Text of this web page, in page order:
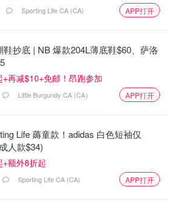
Sporting Life CA (CA) APP打开
鞋抄底 | NB 爆款204L薄底鞋$60、萨洛
+再减$10+免邮！昂跑参加
Little Burgundy CA (CA） APP打开
Life 薅童款！adidas 白色短袖仅
人款$34)
+额外8折起
Sporting Life CA (CA) APP打开